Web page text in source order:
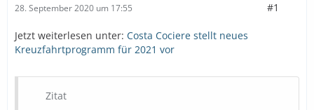
28. September 2020 um 17:55 #1
Jetzt weiterlesen unter: Costa Cociere stellt neues
Kreuzfahrtprogramm für 2021 vor
Zitat